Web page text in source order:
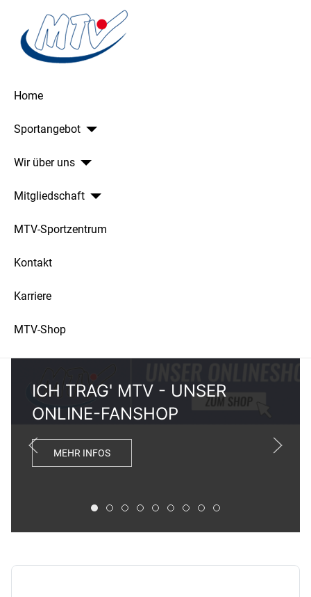
Home
Sportangebot
Wir über uns
Mitgliedschaft
MTV-Sportzentrum
Kontakt
Karriere
MTV-Shop
ICH TRAG' MTV - UNSER
ONLINE-FANSHOP
MEHR INFOS
ICH TRAG' MTV - UNSER ONLINE-FANSHOP
ONLINE SPENDEN - JETZT DEINEN
FIT DURCH DIE SOMMERFERIEN
SOMMER-WASSERKURSE JETZT
HOT! UNSER ZUMBA & LIFT
CROWDFUNDING-
DEIN GYM IST ÜBERALL!
SOMMERFERIEN:
KOSTENLOSES